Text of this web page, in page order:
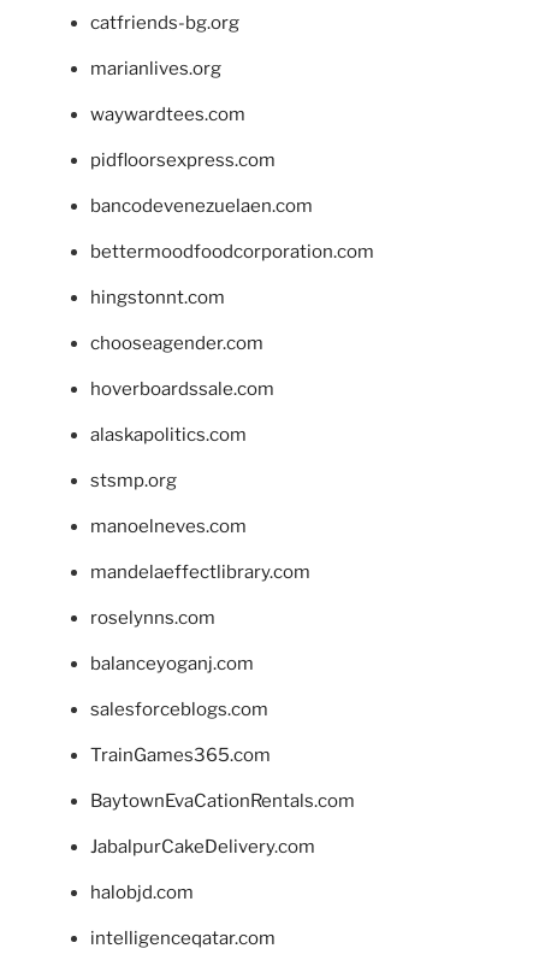
catfriends-bg.org
marianlives.org
waywardtees.com
pidfloorsexpress.com
bancodevenezuelaen.com
bettermoodfoodcorporation.com
hingstonnt.com
chooseagender.com
hoverboardssale.com
alaskapolitics.com
stsmp.org
manoelneves.com
mandelaeffectlibrary.com
roselynns.com
balanceyoganj.com
salesforceblogs.com
TrainGames365.com
BaytownEvaCationRentals.com
JabalpurCakeDelivery.com
halobjd.com
intelligenceqatar.com